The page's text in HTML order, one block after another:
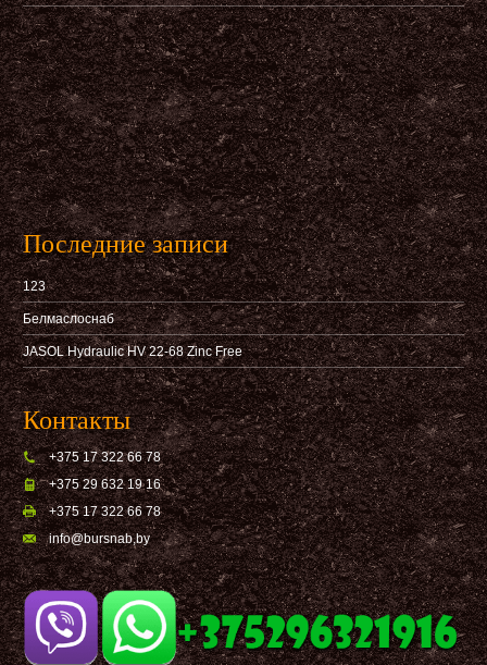
Последние записи
123
Белмаслоснаб
JASOL Hydraulic HV 22-68 Zinc Free
Контакты
+375 17 322 66 78
+375 29 632 19 16
+375 17 322 66 78
info@bursnab,by